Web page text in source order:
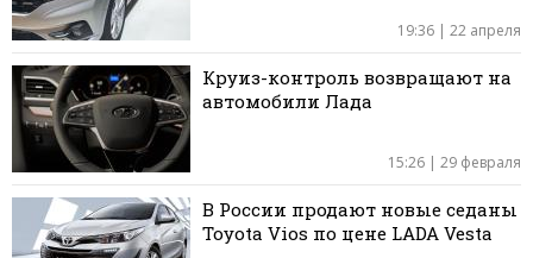
19:36 | 22 апреля
Круиз-контроль возвращают на
автомобили Лада
15:26 | 29 февраля
В России продают новые седаны
Toyota Vios по цене LADA Vesta